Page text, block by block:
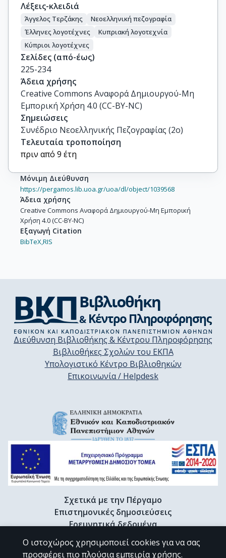
Λέξεις-κλειδιά
Άγγελος Τερζάκης
Νεοελληνική πεζογραφία
Έλληνες λογοτέχνες
Κυπριακή λογοτεχνία
Κύπριοι λογοτέχνες
Σελίδες (από-έως)
225-234
Άδεια χρήσης
Creative Commons Αναφορά Δημιουργού-Μη
Εμπορική Χρήση 4.0 (CC-BY-NC)
Σημειώσεις
Συνέδριο Νεοελληνικής Πεζογραφίας (2ο)
Τελευταία τροποποίηση
πριν από 9 έτη
Μόνιμη Διεύθυνση
https://pergamos.lib.uoa.gr/uoa/dl/object/1039568
Άδεια χρήσης
Creative Commons Αναφορά Δημιουργού-Μη Εμπορική
Χρήση 4.0 (CC-BY-NC)
Εξαγωγή Citation
BibTeX,RIS
Διεύθυνση Βιβλιοθήκης & Κέντρου Πληροφόρησης
Βιβλιοθήκες Σχολών του ΕΚΠΑ
Υπολογιστικό Κέντρο Βιβλιοθηκών
Επικοινωνία / Helpdesk
Σχετικά με την Πέργαμο
Επιστημονικές δημοσιεύσεις
Ερευνητικά δεδομένα
Διδακτορικές διατριβές & Γκρίζα βιβλιογραφία
Προφίλ Ερευνητή
Ο ιστοχώρος χρησιμοποιεί cookies για να σας
προσφέρει πιο πλούσια εμπειρία χρήσης.